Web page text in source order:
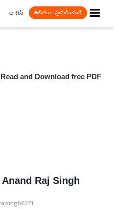
☰
లాగిన్ ఉచితంగా ప్రచురించండి
and Download free PDF
Anand Raj Singh